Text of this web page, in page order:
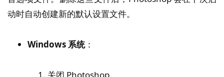
动时自动创建新的默认设置文件。
Windows 系统：
关闭 Photoshop。